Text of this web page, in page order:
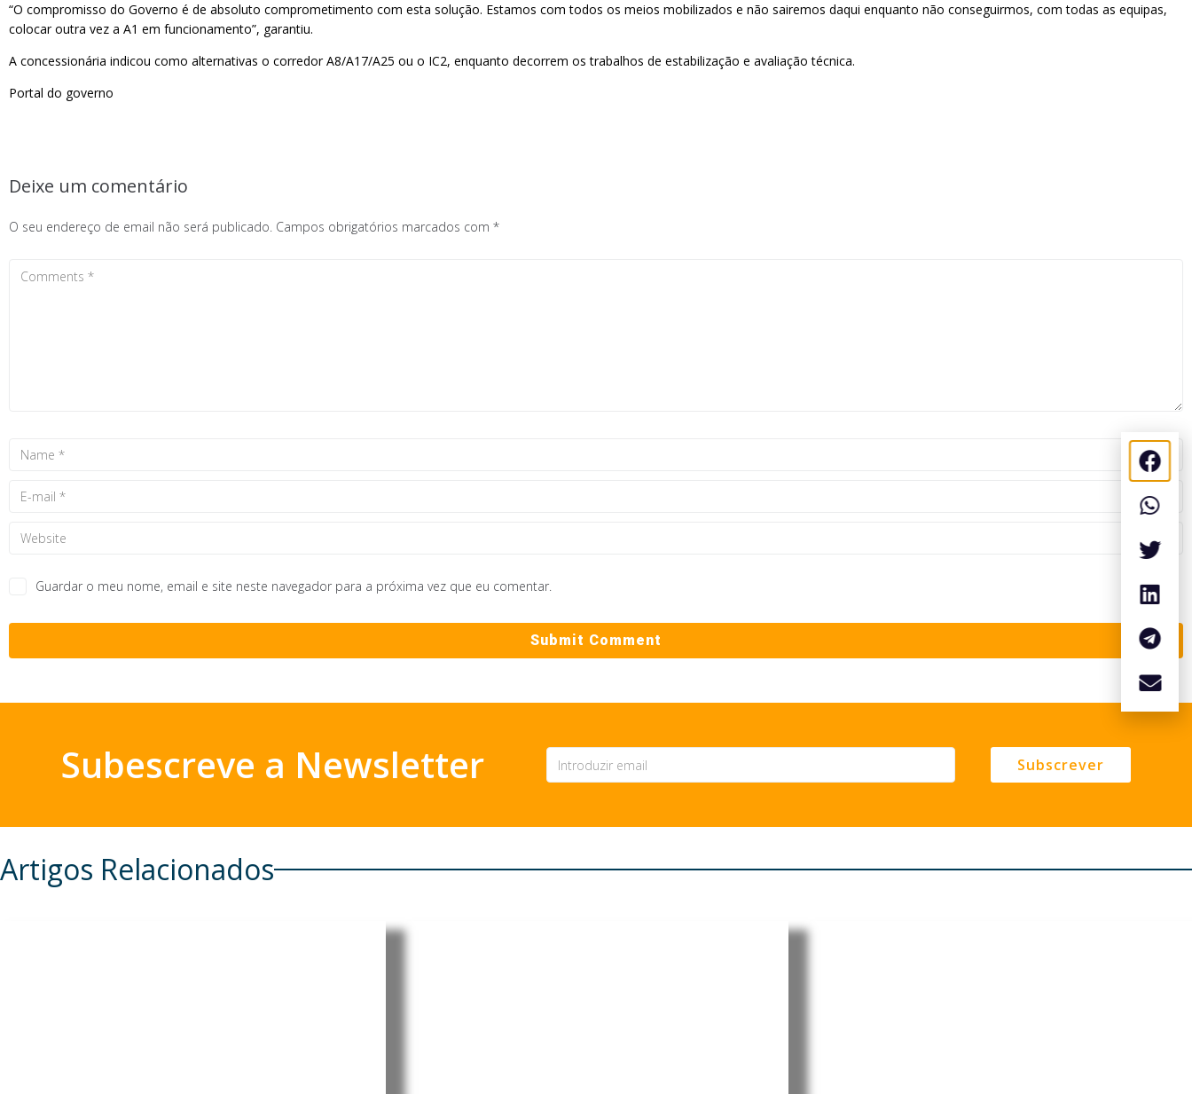
“O compromisso do Governo é de absoluto comprometimento com esta solução. Estamos com todos os meios mobilizados e não sairemos daqui enquanto não conseguirmos, com todas as equipas,
colocar outra vez a A1 em funcionamento”, garantiu.
A concessionária indicou como alternativas o corredor A8/A17/A25 ou o IC2, enquanto decorrem os trabalhos de estabilização e avaliação técnica.
Portal do governo
Deixe um comentário
O seu endereço de email não será publicado. Campos obrigatórios marcados com *
Guardar o meu nome, email e site neste navegador para a próxima vez que eu comentar.
Subescreve a Newsletter Subscrever
Artigos Relacionados